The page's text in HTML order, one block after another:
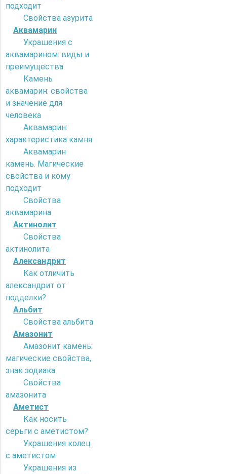
подходит
Свойства азурита
Аквамарин
Украшения с
аквамарином: виды и
преимущества
Камень
аквамарин: свойства
и значение для
человека
Аквамарин:
характеристика камня
Аквамарин
камень. Магические
свойства и кому
подходит
Свойства
аквамарина
Актинолит
Свойства
актинолита
Александрит
Как отличить
александрит от
подделки?
Альбит
Свойства альбита
Амазонит
Амазонит камень:
магические свойства,
знак зодиака
Свойства
амазонита
Аметист
Как носить
серьги с аметистом?
Украшения колец
с аметистом
Украшения из